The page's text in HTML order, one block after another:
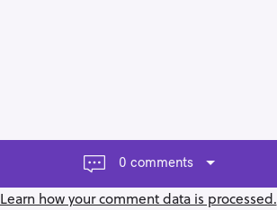
0 comments
Learn how your comment data is processed.